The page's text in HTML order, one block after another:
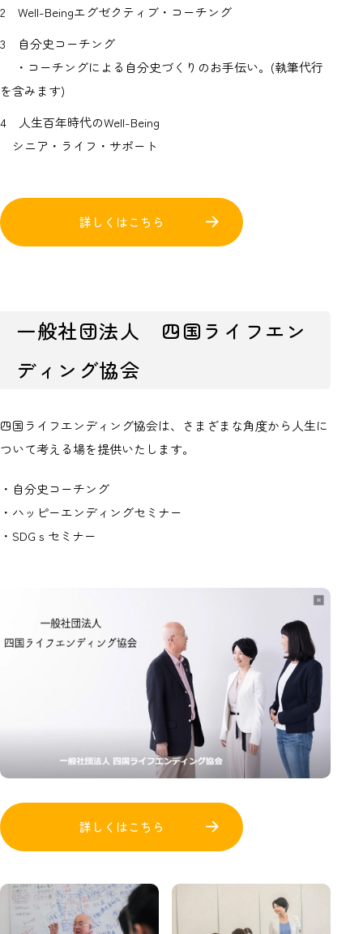
2 Well-Beingエグゼクティブ・コーチング
3 自分史コーチング
・コーチングによる自分史づくりのお手伝い。(執筆代行
を含みます)
4 人生百年時代のWell-Being
シニア・ライフ・サポート
詳しくはこちら
一般社団法人 四国ライフエン
ディング協会
四国ライフエンディング協会は、さまざまな角度から人生に
ついて考える場を提供いたします。
・自分史コーチング
・ハッピーエンディングセミナー
・SDGｓセミナー
詳しくはこちら